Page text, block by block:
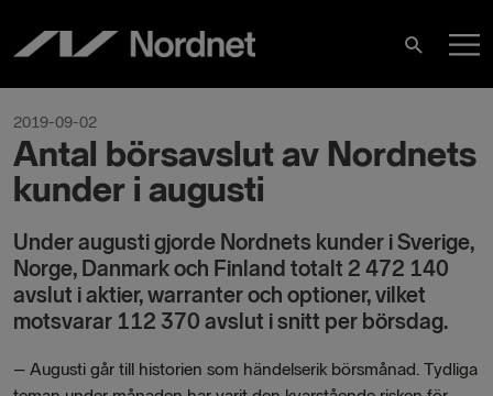
content
Search
2019-09-02
Antal börsavslut av Nordnets
kunder i augusti
Under augusti gjorde Nordnets kunder i Sverige,
Norge, Danmark och Finland totalt 2 472 140
avslut i aktier, warranter och optioner, vilket
motsvarar 112 370 avslut i snitt per börsdag.
– Augusti går till historien som händelserik börsmånad. Tydliga